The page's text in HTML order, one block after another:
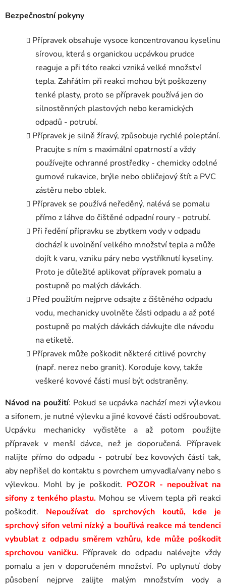
Bezpečnostní pokyny
Přípravek obsahuje vysoce koncentrovanou kyselinu
sírovou, která s organickou ucpávkou prudce
reaguje a při této reakci vzniká velké množství
tepla. Zahřátím při reakci mohou být poškozeny
tenké plasty, proto se přípravek používá jen do
silnostěnných plastových nebo keramických
odpadů - potrubí.
Přípravek je silně žíravý, způsobuje rychlé poleptání.
Pracujte s ním s maximální opatrností a vždy
používejte ochranné prostředky - chemicky odolné
gumové rukavice, brýle nebo obličejový štít a PVC
zástěru nebo oblek.
Přípravek se používá neředěný, nalévá se pomalu
přímo z láhve do čištěné odpadní roury - potrubí.
Při ředění přípravku se zbytkem vody v odpadu
dochází k uvolnění velkého množství tepla a může
dojít k varu, vzniku páry nebo vystříknutí kyseliny.
Proto je důležité aplikovat přípravek pomalu a
postupně po malých dávkách.
Před použitím nejprve odsajte z čištěného odpadu
vodu, mechanicky uvolněte části odpadu a až poté
postupně po malých dávkách dávkujte dle návodu
na etiketě.
Přípravek může poškodit některé citlivé povrchy
(např. nerez nebo granit). Koroduje kovy, takže
veškeré kovové části musí být odstraněny.
Návod na použití: Pokud se ucpávka nachází mezi výlevkou
a sifonem, je nutné výlevku a jiné kovové části odšroubovat.
Ucpávku mechanicky vyčistěte a až potom použijte
přípravek v menší dávce, než je doporučená. Přípravek
nalijte přímo do odpadu - potrubí bez kovových částí tak,
aby nepřišel do kontaktu s povrchem umyvadla/vany nebo s
výlevkou. Mohl by je poškodit. POZOR - nepoužívat na
sifony z tenkého plastu. Mohou se vlivem tepla při reakci
poškodit. Nepoužívat do sprchových koutů, kde je
sprchový sifon velmi nízký a bouřlivá reakce má tendenci
vybublat z odpadu směrem vzhůru, kde může poškodit
sprchovou vaničku. Přípravek do odpadu nalévejte vždy
pomalu a jen v doporučeném množství. Po uplynutí doby
působení nejprve zalijte malým množstvím vody a